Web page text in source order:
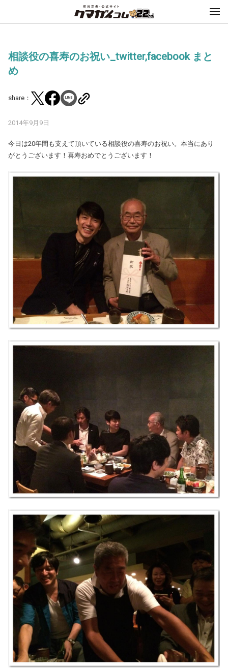
相談役の喜寿のお祝い_twitter,facebook まと
め
share：
2014年9月9日
今日は20年間も支えて頂いている相談役の喜寿のお祝い。本当にあり
がとうございます！喜寿おめでとうございます！